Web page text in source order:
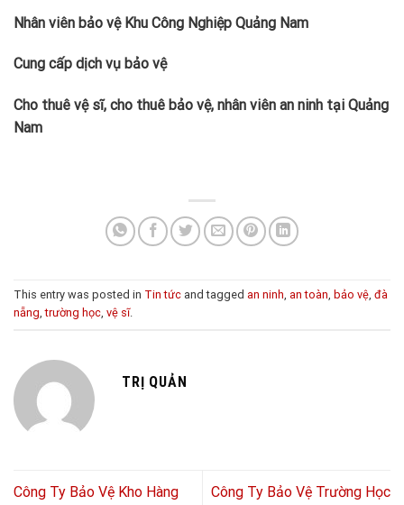
Nhân viên bảo vệ Khu Công Nghiệp Quảng Nam
Cung cấp dịch vụ bảo vệ
Cho thuê vệ sĩ, cho thuê bảo vệ, nhân viên an ninh tại Quảng
Nam
This entry was posted in Tin tức and tagged an ninh, an toàn, bảo vệ, đà
nẵng,trường học, vệ sĩ.
TRỊ QUẢN
Công Ty Bảo Vệ Kho Hàng
Công Ty Bảo Vệ Trường Học